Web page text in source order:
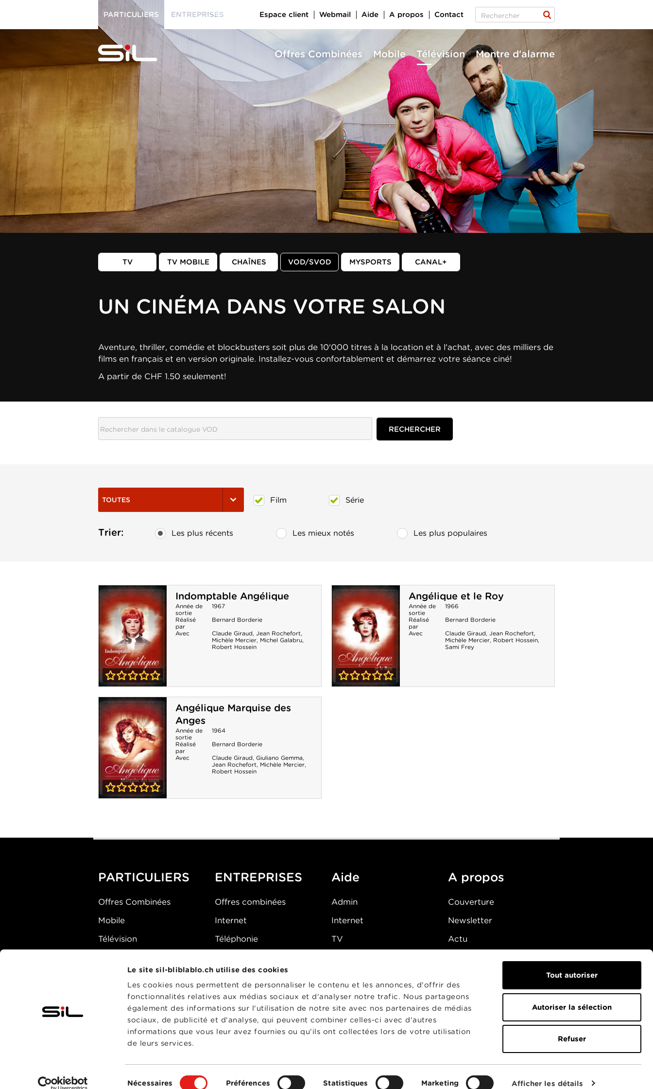
Le site sil-bliblablo.ch utilise des cookies
Les cookies nous permettent de personnaliser le contenu et les annonces, d'offrir des
fonctionnalités relatives aux médias sociaux et d'analyser notre trafic. Nous partageons
également des informations sur l'utilisation de notre site avec nos partenaires de médias
sociaux, de publicité et d'analyse, qui peuvent combiner celles-ci avec d'autres
informations que vous leur avez fournies ou qu'ils ont collectées lors de votre utilisation
de leurs services.
Nécessaires Préférences Statistiques Marketing Afficher les détails
Tout autoriser
Autoriser la sélection
Refuser
SiL
multimédia
TV TV MOBILE CHAÎNES VOD/SVOD MYSPORTS CANAL+
UN CINÉMA DANS VOTRE SALON
Aventure, thriller, comédie et blockbusters soit plus de 10'000 titres à la location et à l'achat, avec des milliers de
films en français et en version originale. Installez-vous confortablement et démarrez votre séance ciné!
A partir de CHF 1.50 seulement!
TOUTES Film Série
Trier: Les plus récents Les mieux notés Les plus populaires
Indomptable Angélique
Indomptable
Angélique
Année de
sortie
1967
Réalisé
par
Bernard Borderie
Avec
Claude Giraud, Jean Rochefort,
Michèle Mercier, Michel Galabru,
Robert Hossein
Angélique et le Roy
Année de
sortie
1966
Réalisé
par
Bernard Borderie
Avec
Claude Giraud, Jean Rochefort,
Michèle Mercier, Robert Hossein,
Sami Frey
Angélique Marquise des
Anges
Anges
Année de
sortie
1964
Réalisé
par
Bernard Borderie
Avec
Claude Giraud, Giuliano Gemma,
Jean Rochefort, Michèle Mercier,
Robert Hossein
PARTICULIERS
PARTICULIERS
Offres Combinées Mobile Télévision Montre d'alarme
ENTREPRISES
ENTREPRISES
Espace client Webmail Aide A propos Contact
PARTICULIERS
Offres Combinées
Mobile
Télévision
ENTREPRISES
Offres combinées
Internet
Téléphonie
Aide
Admin
Internet
TV
Fibre
Sécurité
État du réseau
A propos
Couverture
Newsletter
Actu